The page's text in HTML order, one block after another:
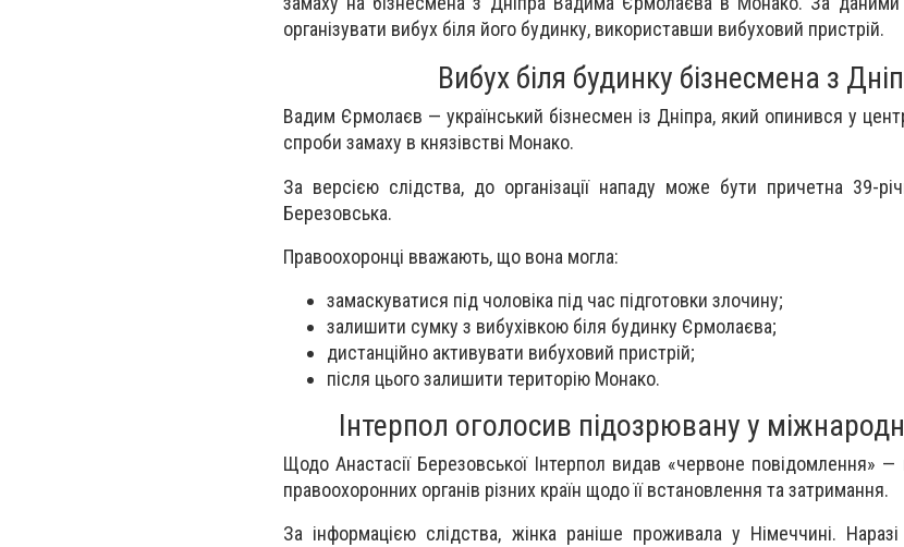
організувати вибух біля його будинку, використавши вибуховий пристрій.
Вибух біля будинку бізнесмена з
Вадим Єрмолаєв — український бізнесмен із Дніпра, який опинився у
спроби замаху в князівстві Монако.
За версією слідства, до організації нападу може бути причетна 39-
Березовська.
Правоохоронці вважають, що вона могла:
замаскуватися під чоловіка під час підготовки злочину;
залишити сумку з вибухівкою біля будинку Єрмолаєва;
дистанційно активувати вибуховий пристрій;
після цього залишити територію Монако.
Інтерпол оголосив підозрювану у
Щодо Анастасії Березовської Інтерпол видав «червоне повідомлення»
правоохоронних органів різних країн щодо її встановлення та затримання.
За інформацією слідства, жінка раніше проживала у Німеччині.